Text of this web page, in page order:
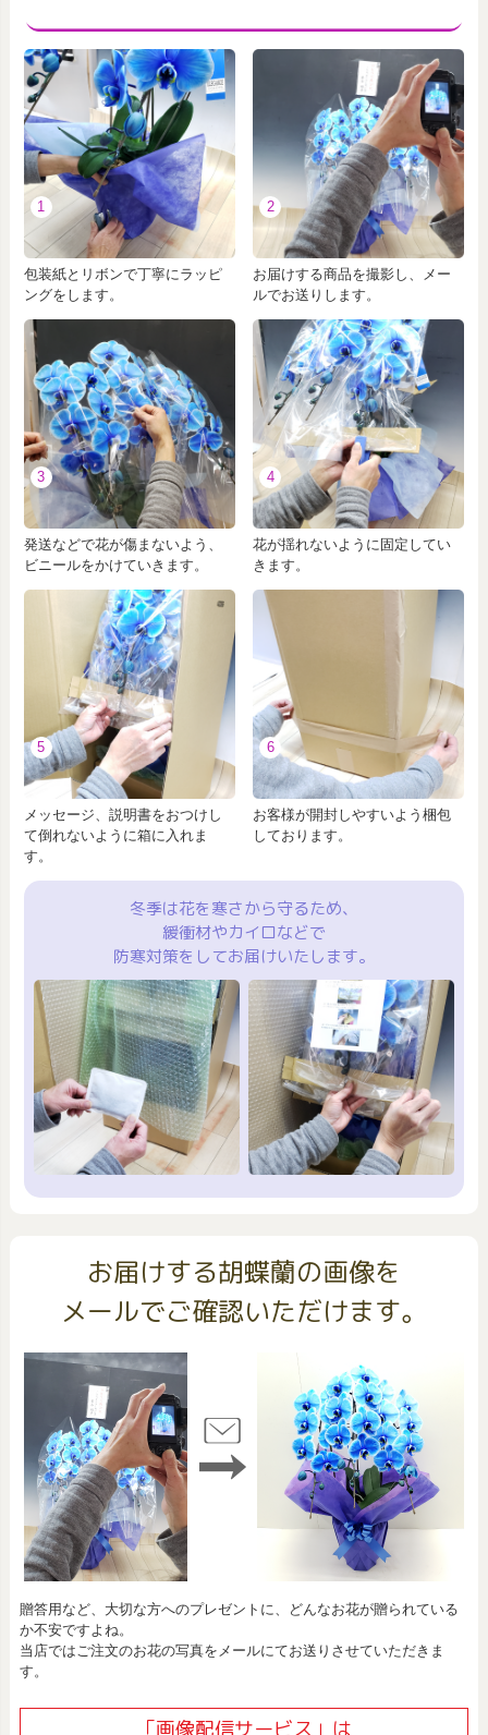
1
包装紙とリボンで丁寧にラッピ
ングをします。
2
お届けする商品を撮影し、メー
ルでお送りします。
3
発送などで花が傷まないよう、
ビニールをかけていきます。
4
花が揺れないように固定してい
きます。
5
メッセージ、説明書をおつけし
て倒れないように箱に入れま
す。
6
お客様が開封しやすいよう梱包
しております。
冬季は花を寒さから守るため、
緩衝材やカイロなどで
防寒対策をしてお届けいたします。
お届けする胡蝶蘭の画像を
メールでご確認いただけます。
贈答用など、大切な方へのプレゼントに、どんなお花が贈られている
か不安ですよね。
当店ではご注文のお花の写真をメールにてお送りさせていただきま
す。
「画像配信サービス」は